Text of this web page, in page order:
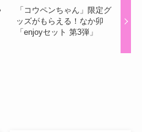
「コウペンちゃん」限定グ
ッズがもらえる！なか卯
「enjoyセット 第3弾」